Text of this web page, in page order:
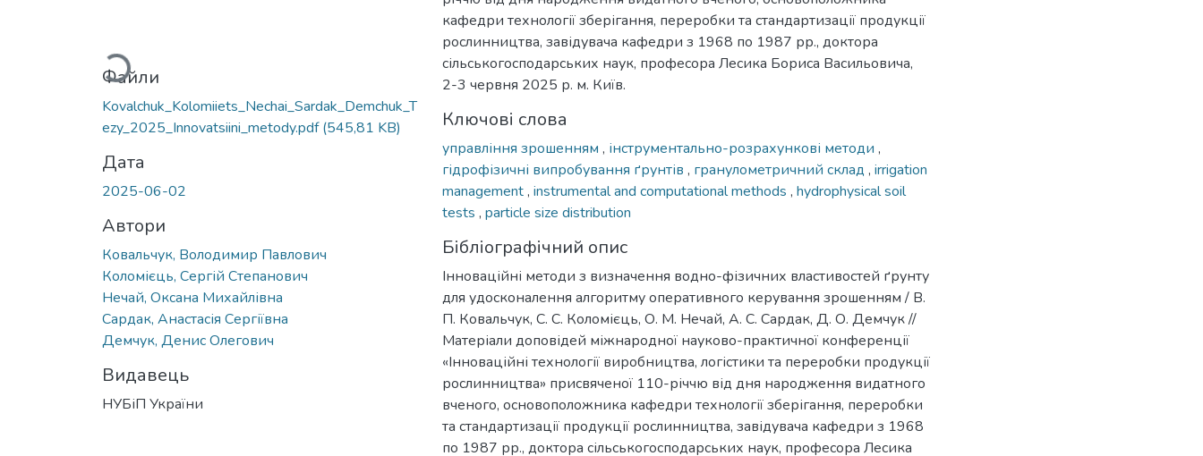
Вантажиться...
Файли
Kovalchuk_Kolomiiets_Nechai_Sardak_Demchuk_T
ezy_2025_Innovatsiini_metody.pdf(545,81 KB)
Дата
2025-06-02
Автори
Ковальчук, Володимир Павлович
Коломієць, Сергій Степанович
Нечай, Оксана Михайлівна
Сардак, Анастасія Сергіївна
Демчук, Денис Олегович
Видавець
НУБіП України
кафедри технології зберігання, переробки та стандартизації продукції
рослинництва, завідувача кафедри з 1968 по 1987 рр., доктора
сільськогосподарських наук, професора Лесика Бориса Васильовича,
2-3 червня 2025 р. м. Київ.
Ключові слова
управління зрошенням , інструментально-розрахункові методи ,
гідрофізичні випробування ґрунтів , гранулометричний склад , irrigation
management, instrumental and computational methods , hydrophysical soil
tests , particle size distribution
Бібліографічний опис
Інноваційні методи з визначення водно-фізичних властивостей ґрунту
для удосконалення алгоритму оперативного керування зрошенням / В.
П. Ковальчук, С. С. Коломієць, О. М. Нечай, А. С. Сардак, Д. О. Демчук //
Матеріали доповідей міжнародної науково-практичної конференції
«Інноваційні технології виробництва, логістики та переробки продукції
рослинництва» присвяченої 110-річчю від дня народження видатного
вченого, основоположника кафедри технології зберігання, переробки
та стандартизації продукції рослинництва, завідувача кафедри з 1968
по 1987 рр., доктора сільськогосподарських наук, професора Лесика